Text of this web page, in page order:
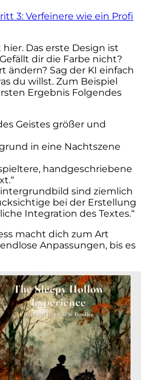
3: Verfeinere wie ein Profi
Das erste Design ist
dir die Farbe nicht?
ändern? Sag der KI einfach
du willst. Zum Beispiel
Ergebnis Folgendes
Geistes größer und
in eine Nachtszene
handgeschriebene
sind ziemlich
bei der Erstellung
Integration des Textes.“
macht dich zum Art
Anpassungen, bis es